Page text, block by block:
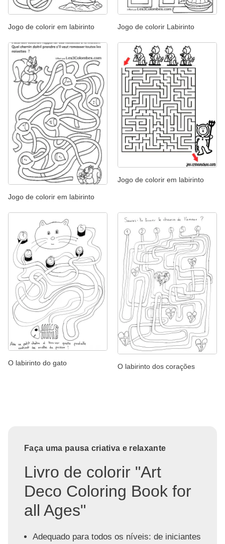
Jogo de colorir em labirinto Jogo de colorir Labirinto
Jogo de colorir em labirinto
Jogo de colorir em labirinto
O labirinto do gato O labirinto dos corações
Faça uma pausa criativa e relaxante
Livro de colorir "Art
Deco Coloring Book for
all Ages"
Adequado para todos os níveis: de iniciantes